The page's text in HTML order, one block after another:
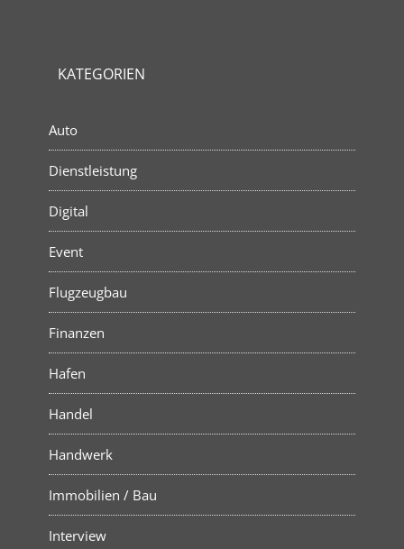
KATEGORIEN
Auto
Dienstleistung
Digital
Event
Flugzeugbau
Finanzen
Hafen
Handel
Handwerk
Immobilien / Bau
Interview